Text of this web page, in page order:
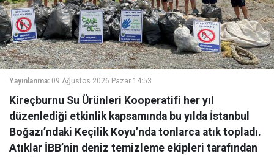
Yayınlanma: 09 Ağustos 2026 Pazar 14:53
Kireçburnu Su Ürünleri Kooperatifi her yıl
düzenlediği etkinlik kapsamında bu yılda İstanbul
Boğazı’ndaki Keçilik Koyu’nda tonlarca atık topladı.
Atıklar İBB’nin deniz temizleme ekipleri tarafından